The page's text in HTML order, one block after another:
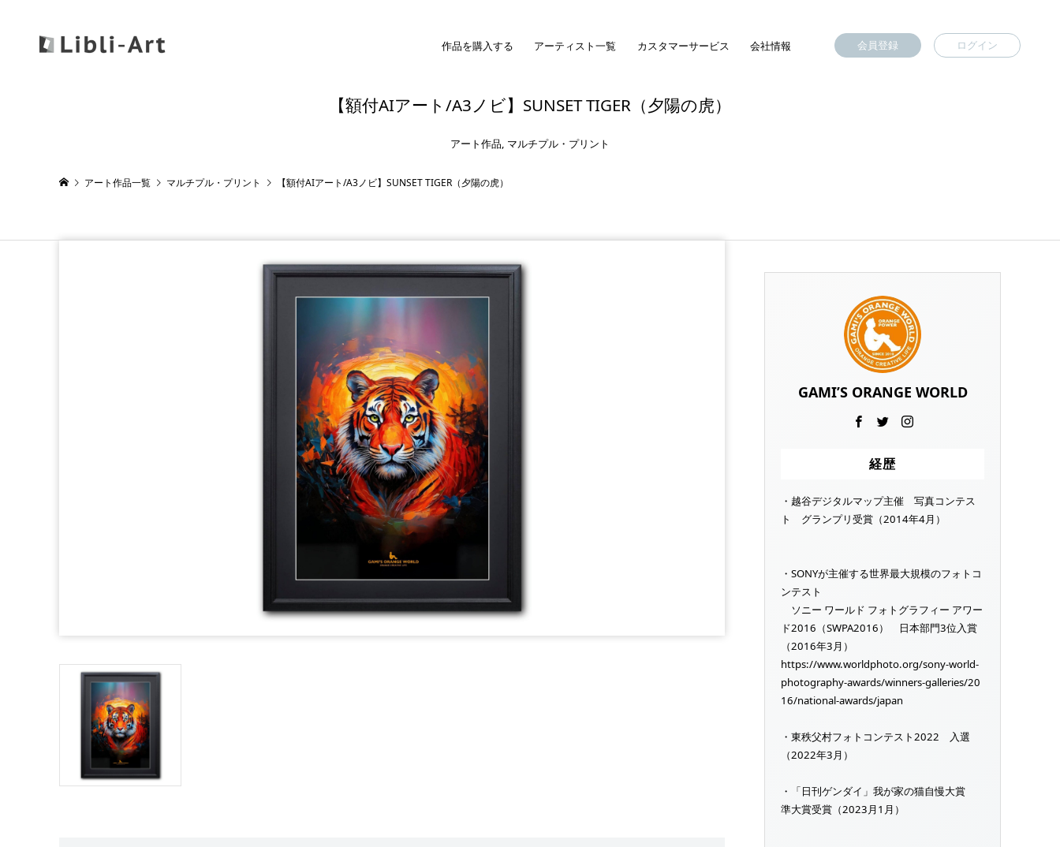
作品を購入する アーティスト一覧 カスタマーサービス 会社情報 会員登録 ログイン
【額付AIアート/A3ノビ】SUNSET TIGER（夕陽の虎）
アート作品, マルチプル・プリント
アート作品一覧 マルチプル・プリント 【額付AIアート/A3ノビ】SUNSET TIGER（夕陽の虎）
GAMI’S ORANGE WORLD
経歴
・越谷デジタルマップ主催 写真コンテス
ト グランプリ受賞（2014年4月）
・SONYが主催する世界最大規模のフォトコ
ンテスト
ソニー ワールド フォトグラフィー アワー
ド2016（SWPA2016） 日本部門3位入賞
（2016年3月）
https://www.worldphoto.org/sony-world-
photography-awards/winners-galleries/20
16/national-awards/japan
・東秩父村フォトコンテスト2022 入選
（2022年3月）
・「日刊ゲンダイ」我が家の猫自慢大賞
準大賞受賞（2023月1月）